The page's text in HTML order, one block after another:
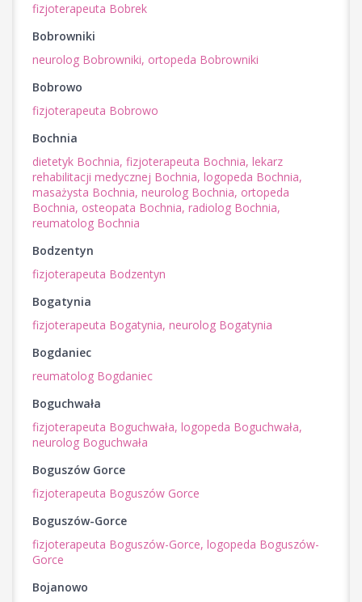
fizjoterapeuta Bobrek
Bobrowniki
neurolog Bobrowniki, ortopeda Bobrowniki
Bobrowo
fizjoterapeuta Bobrowo
Bochnia
dietetyk Bochnia, fizjoterapeuta Bochnia, lekarz
rehabilitacji medycznej Bochnia, logopeda Bochnia,
masażysta Bochnia, neurolog Bochnia, ortopeda
Bochnia, osteopata Bochnia, radiolog Bochnia,
reumatolog Bochnia
Bodzentyn
fizjoterapeuta Bodzentyn
Bogatynia
fizjoterapeuta Bogatynia, neurolog Bogatynia
Bogdaniec
reumatolog Bogdaniec
Boguchwała
fizjoterapeuta Boguchwała, logopeda Boguchwała,
neurolog Boguchwała
Boguszów Gorce
fizjoterapeuta Boguszów Gorce
Boguszów-Gorce
fizjoterapeuta Boguszów-Gorce, logopeda Boguszów-
Gorce
Bojanowo